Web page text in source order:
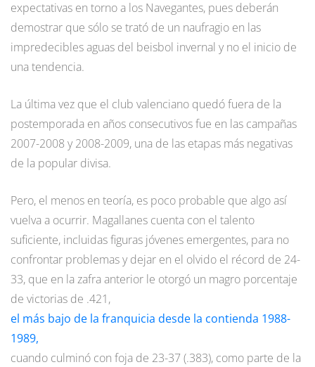
expectativas en torno a los Navegantes, pues deberán
demostrar que sólo se trató de un naufragio en las
impredecibles aguas del beisbol invernal y no el inicio de
una tendencia.
La última vez que el club valenciano quedó fuera de la
postemporada en años consecutivos fue en las campañas
2007-2008 y 2008-2009, una de las etapas más negativas
de la popular divisa.
Pero, el menos en teoría, es poco probable que algo así
vuelva a ocurrir. Magallanes cuenta con el talento
suficiente, incluidas figuras jóvenes emergentes, para no
confrontar problemas y dejar en el olvido el récord de 24-
33, que en la zafra anterior le otorgó un magro porcentaje
de victorias de .421,
el más bajo de la franquicia desde la contienda 1988-
1989,
cuando culminó con foja de 23-37 (.383), como parte de la